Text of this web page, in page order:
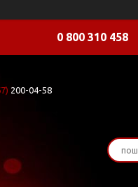
0 800 310 458
200-04-58